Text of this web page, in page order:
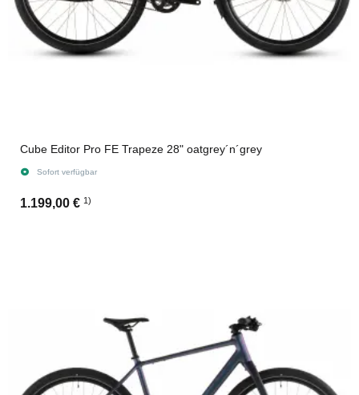
Cube Editor Pro FE Trapeze 28" oatgrey´n´grey
Sofort verfügbar
1.199,00 € 1)